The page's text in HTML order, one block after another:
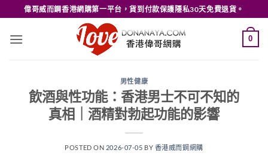
to
content
偉哥威而鋼香港網購第一平台，貨到付款保護隱私30天免費退貨。
0
男性健康
飲酒與性功能：香港男士不可不知的
真相｜酒精對勃起功能的影響
POSTED ON 2026-07-05 BY 香港威而鋼網購